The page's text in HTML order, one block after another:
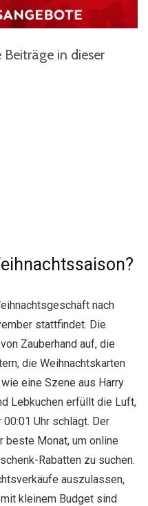
Beiträge in dieser
nach
stattfindet. Die
Zauberhand auf, die
die Weihnachtskarten
eine Szene aus Harry
Lebkuchen erfüllt die Luft,
Uhr schlägt. Der
Monat, um online
Rabatten zu suchen.
auszulassen,
kleinem Budget sind